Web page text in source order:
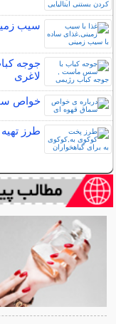
سیب
جوجه
لاغری
خواص
طرز